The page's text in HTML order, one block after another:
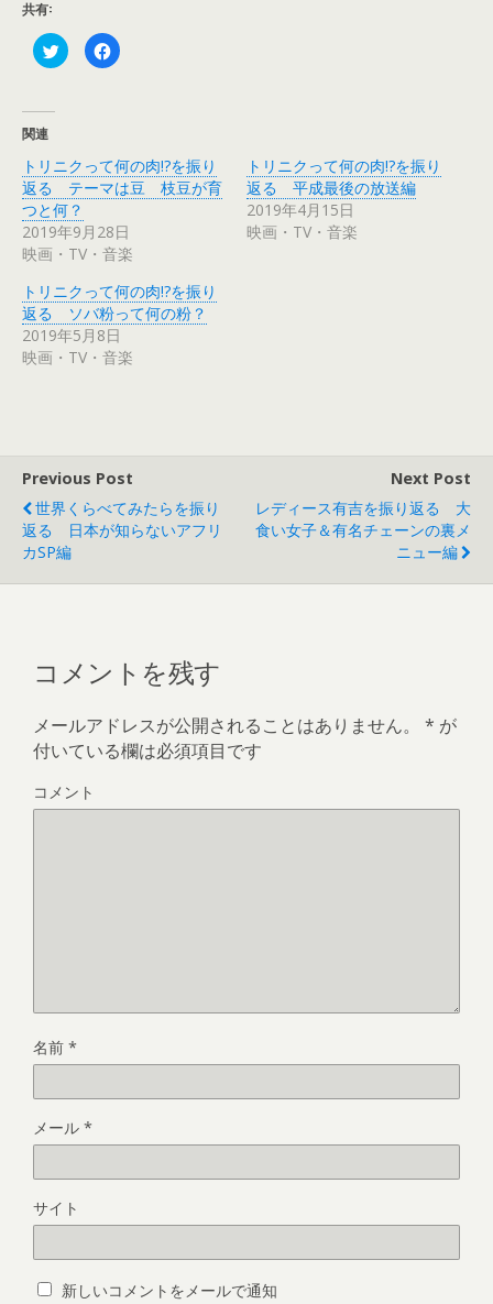
共有:
ク
リ
t
t
r
で
共
有
(
し
い
ウ
ィ
ン
ド
ウ
F
a
共
有
す
る
は
ク
リ
ク
し
て
く
だ
さ
い
ウ
開
き
ま
関連
トリニクって何の肉!?を振り
返る テーマは豆 枝豆が育
つと何？
2019年9月28日
映画・TV・音楽
トリニクって何の肉!?を振り
返る 平成最後の放送編
2019年4月15日
映画・TV・音楽
トリニクって何の肉!?を振り
返る ソバ粉って何の粉？
2019年5月8日
映画・TV・音楽
Previous Post
世界くらべてみたらを振り
返る 日本が知らないアフリ
カSP編
Next Post
レディース有吉を振り返る 大
食い女子＆有名チェーンの裏メ
ニュー編
コメントを残す
メールアドレスが公開されることはありません。 * が
付いている欄は必須項目です
コメント
名前 *
メール *
サイト
新しいコメントをメールで通知